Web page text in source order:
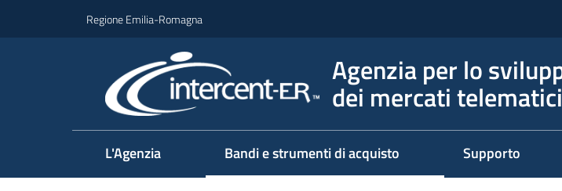
Regione Emilia-Romagna
Agenzia per lo
dei mercati telematici
L'Agenzia Bandi e strumenti di acquisto Supporto